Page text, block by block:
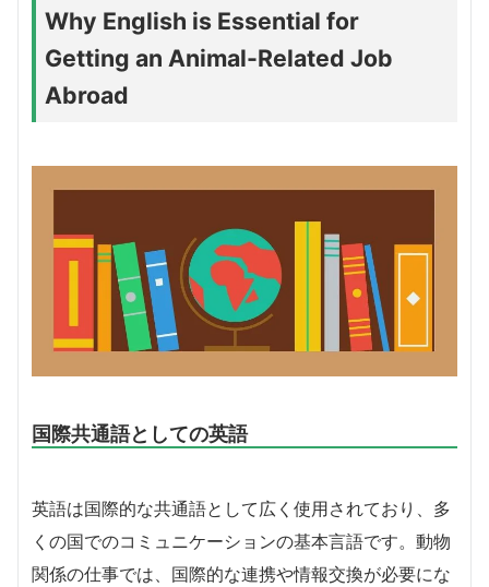
Why English is Essential for
Getting an Animal-Related Job
Abroad
国際共通語としての英語
英語は国際的な共通語として広く使用されており、多
くの国でのコミュニケーションの基本言語です。動物
関係の仕事では、国際的な連携や情報交換が必要にな